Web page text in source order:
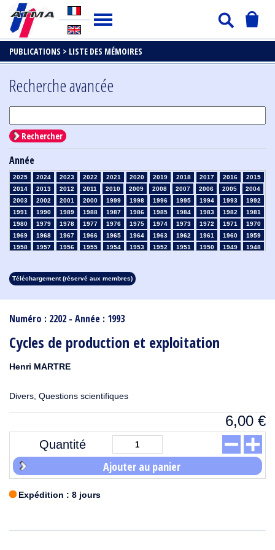
PUBLICATIONS > LISTE DES MÉMOIRES
Numéro : 2202 - Année : 1993
Cycles de production et exploitation
Henri MARTRE
Divers, Questions scientifiques
6,00 €
Quantité
Ajouter au panier
Expédition : 8 jours
Recherche avancée
Rechercher
Année
2025 2024 2023 2022 2021 2020 2019 2018 2017 2016
2015
2014
2013 2012 2011 2010 2009 2008 2007 2006 2005
2004
2003
2002 2001 2000 1999 1998 1996 1995 1994 1993
1992
1991
1990 1989 1988 1987 1986 1985 1984 1983 1982
1981
1980
1979 1978 1977 1976 1975 1974 1973 1972 1971
1970
1969
1968 1967 1966 1965 1964 1963 1962 1961 1960
1959
1958
1957 1956 1955 1954 1953 1952 1951 1950 1949
1948
1913
1912 1911 1910 1909 1908
Téléchargement (réservé aux membres)